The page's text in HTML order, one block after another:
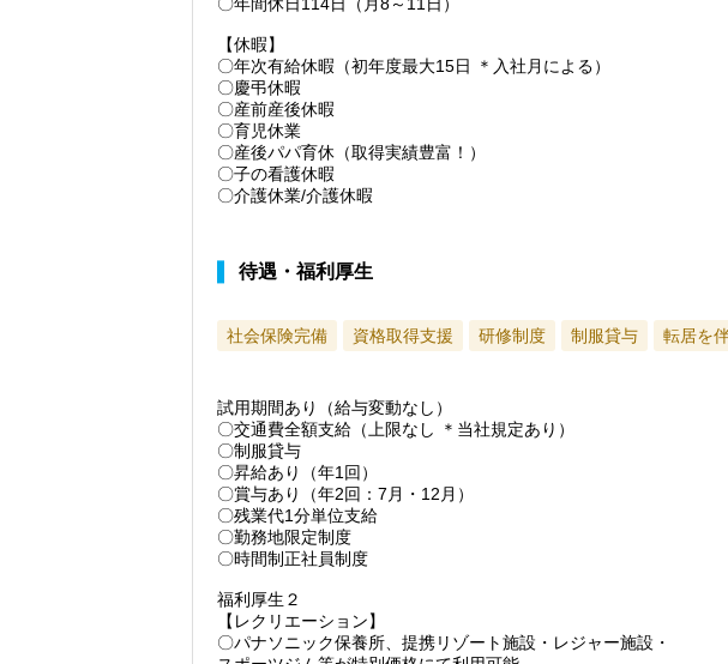
【休暇】
〇年次有給休暇（初年度最大15日 ＊入社月による）
〇慶弔休暇
〇産前産後休暇
〇育児休業
〇産後パパ育休（取得実績豊富！）
〇子の看護休暇
〇介護休業/介護休暇
待遇・福利厚生
社会保険完備 資格取得支援 研修制度 制服貸与 転居を
試用期間あり（給与変動なし）
〇交通費全額支給（上限なし ＊当社規定あり）
〇制服貸与
〇昇給あり（年1回）
〇賞与あり（年2回：7月・12月）
〇残業代1分単位支給
〇勤務地限定制度
〇時間制正社員制度
福利厚生２
【レクリエーション】
〇パナソニック保養所、提携リゾート施設・レジャー施設・